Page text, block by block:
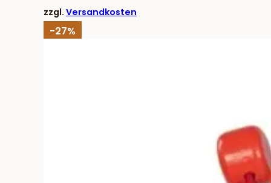
zzgl. Versandkosten
-27%